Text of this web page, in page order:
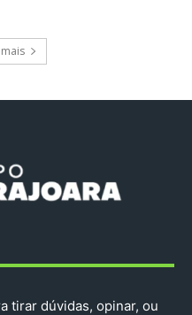
tirar dúvidas, opinar, ou